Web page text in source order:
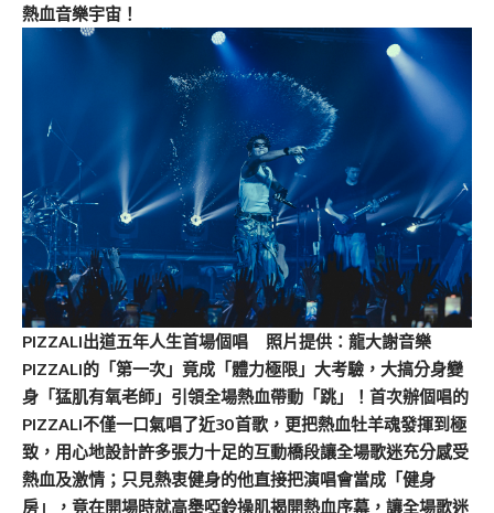
熱血音樂宇宙！
PIZZALI出道五年人生首場個唱 照片提供：龍大謝音樂
PIZZALI的「第一次」竟成「體力極限」大考驗，大搞分身變
身「猛肌有氧老師」引領全場熱血帶動「跳」！首次辦個唱的
PIZZALI不僅一口氣唱了近30首歌，更把熱血牡羊魂發揮到極
致，用心地設計許多張力十足的互動橋段讓全場歌迷充分感受
熱血及激情；只見熱衷健身的他直接把演唱會當成「健身
房」，竟在開場時就高舉啞鈴操肌揭開熱血序幕，讓全場歌迷